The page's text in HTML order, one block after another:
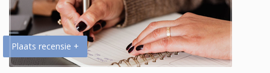
Plaats recensie +